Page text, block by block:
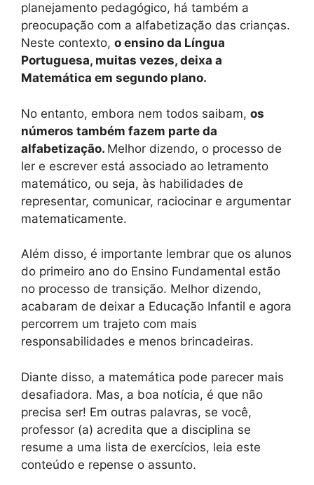
planejamento pedagógico, há também a
preocupação com a alfabetização das crianças.
Neste contexto, o ensino da Língua
Portuguesa, muitas vezes, deixa a
Matemática em segundo plano.
No entanto, embora nem todos saibam, os
números também fazem parte da
alfabetização. Melhor dizendo, o processo de
ler e escrever está associado ao letramento
matemático, ou seja, às habilidades de
representar, comunicar, raciocinar e argumentar
matematicamente.
Além disso, é importante lembrar que os alunos
do primeiro ano do Ensino Fundamental estão
no processo de transição. Melhor dizendo,
acabaram de deixar a Educação Infantil e agora
percorrem um trajeto com mais
responsabilidades e menos brincadeiras.
Diante disso, a matemática pode parecer mais
desafiadora. Mas, a boa notícia, é que não
precisa ser! Em outras palavras, se você,
professor (a) acredita que a disciplina se
resume a uma lista de exercícios, leia este
conteúdo e repense o assunto.